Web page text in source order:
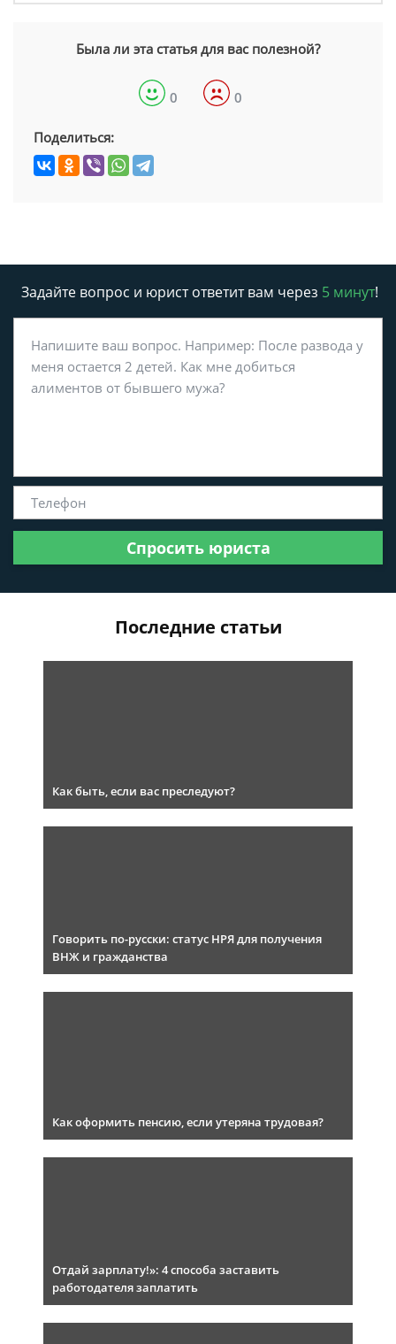
Была ли эта статья для вас полезной?
0 0
Поделиться:
Задайте вопрос и юрист ответит вам через 5 минут!
Спросить юриста
Последние статьи
Как быть, если вас преследуют?
Говорить по-русски: статус НРЯ для получения
ВНЖ и гражданства
Как оформить пенсию, если утеряна трудовая?
Отдай зарплату!»: 4 способа заставить
работодателя заплатить